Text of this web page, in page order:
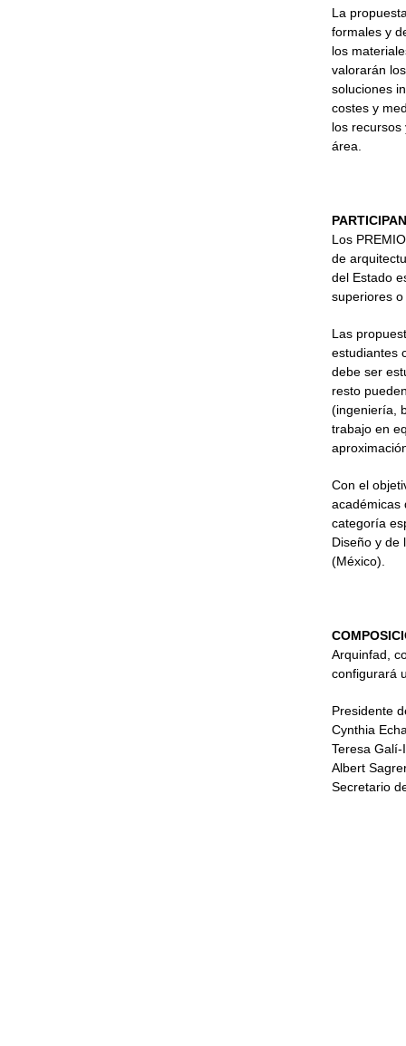
La
formales y
los
valorarán
soluciones
costes y
los recursos
área.
Los
de
del Estado
superiores
Las
estudiantes
debe ser
resto
(ingeniería,
trabajo en
Con el
académicas
categoría
Diseño y de
(México).
Arquinfad,
configurará
Presidente
Cynthia
Teresa
Albert
Secretario